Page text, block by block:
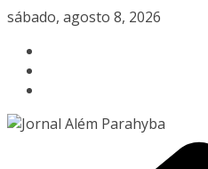
Pular
conteúdo
sábado, agosto 8, 2026